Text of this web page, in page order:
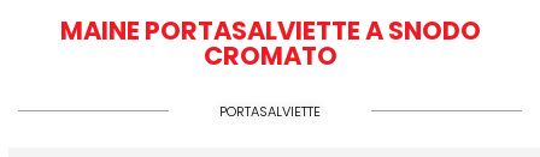
MAINE PORTASALVIETTE A SNODO
CROMATO
PORTASALVIETTE